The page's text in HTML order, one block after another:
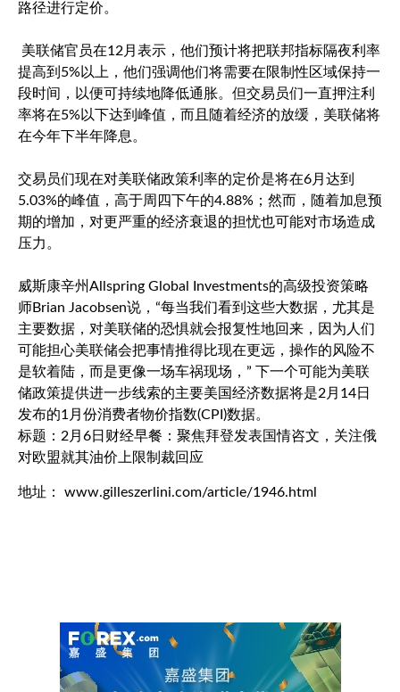
路径进行定价。
美联储官员在12月表示，他们预计将把联邦指标隔夜利率
提高到5%以上，他们强调他们将需要在限制性区域保持一
段时间，以便可持续地降低通胀。但交易员们一直押注利
率将在5%以下达到峰值，而且随着经济的放缓，美联储将
在今年下半年降息。
交易员们现在对美联储政策利率的定价是将在6月达到
5.03%的峰值，高于周四下午的4.88%；然而，随着加息预
期的增加，对更严重的经济衰退的担忧也可能对市场造成
压力。
威斯康辛州Allspring Global Investments的高级投资策略
师Brian Jacobsen说，“每当我们看到这些大数据，尤其是
主要数据，对美联储的恐惧就会报复性地回来，因为人们
可能担心美联储会把事情推得比现在更远，操作的风险不
是软着陆，而是更像一场车祸现场，” 下一个可能为美联
储政策提供进一步线索的主要美国经济数据将是2月14日
发布的1月份消费者物价指数(CPI)数据。
标题：2月6日财经早餐：聚焦拜登发表国情咨文，关注俄
对欧盟就其油价上限制裁回应
地址： www.gilleszerlini.com/article/1946.html